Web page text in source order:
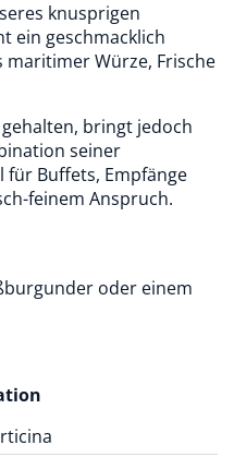
knusprigen
ein geschmacklich
maritimer Würze, Frische
bringt jedoch
seiner
für Buffets, Empfänge
feinem Anspruch.
oder einem